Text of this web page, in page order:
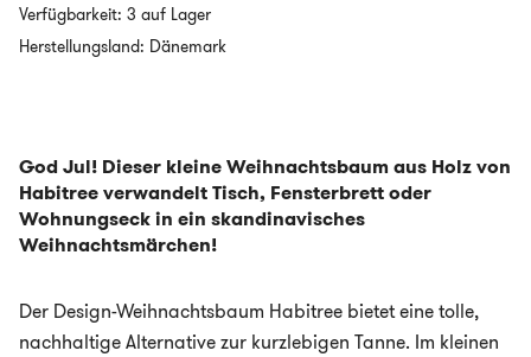
-
Kebony
Character
Verfügbarkeit: 3 auf Lager
Herstellungsland: Dänemark
God Jul! Dieser kleine Weihnachtsbaum aus Holz von
Habitree verwandelt Tisch, Fensterbrett oder
Wohnungseck in ein skandinavisches
Weihnachtsmärchen!
Der Design-Weihnachtsbaum Habitree bietet eine tolle,
nachhaltige Alternative zur kurzlebigen Tanne. Im kleinen